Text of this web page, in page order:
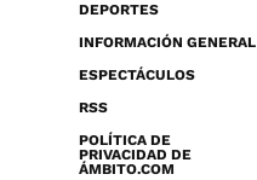
DEPORTES
INFORMACIÓN GENERAL
ESPECTÁCULOS
RSS
POLÍTICA DE
PRIVACIDAD DE
ÁMBITO.COM